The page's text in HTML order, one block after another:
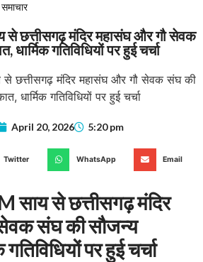
छत्तीसगढ़ मंदिर महासंघ और गौ सेवक
गतिविधियों पर हुई चर्चा
April 20, 2026 5:20 pm
Twitter WhatsApp Email
साय से छत्तीसगढ़ मंदिर
संघ की सौजन्य
पर हुई चर्चा